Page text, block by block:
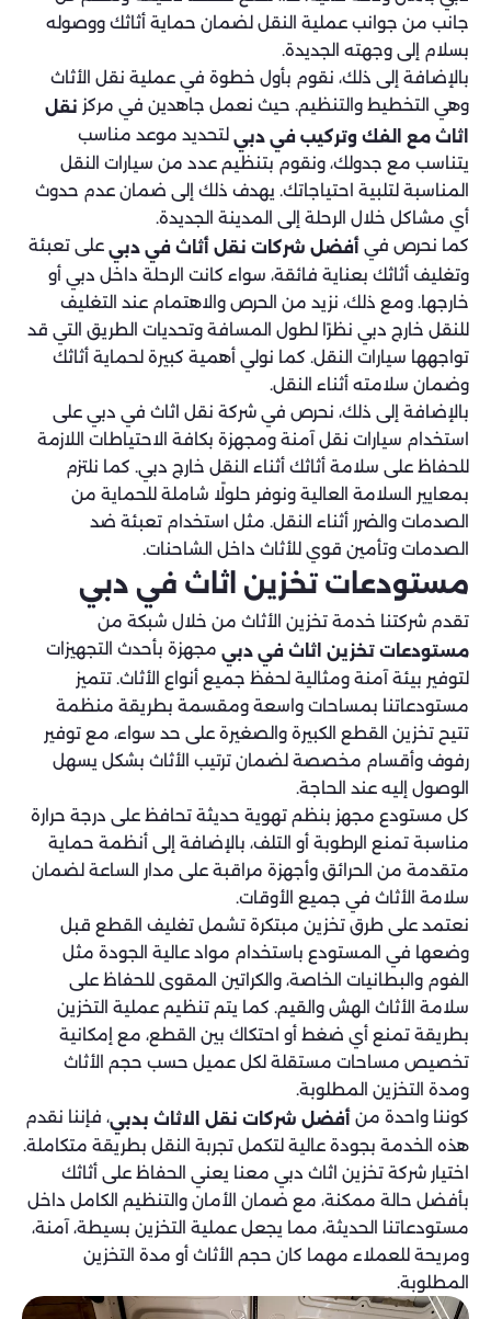
جانب من جوانب عملية النقل لضمان حماية أثاثك ووصوله
بسلام إلى وجهته الجديدة.
بالإضافة إلى ذلك، نقوم بأول خطوة في عملية نقل الأثاث
وهي التخطيط والتنظيم. حيث نعمل جاهدين في مركز نقل
اثاث مع الفك وتركيب في دبي لتحديد موعد مناسب
يتناسب مع جدولك، ونقوم بتنظيم عدد من سيارات النقل
المناسبة لتلبية احتياجاتك. يهدف ذلك إلى ضمان عدم حدوث
أي مشاكل خلال الرحلة إلى المدينة الجديدة.
كما نحرص في أفضل شركات نقل أثاث في دبي على تعبئة
وتغليف أثاثك بعناية فائقة، سواء كانت الرحلة داخل دبي أو
خارجها. ومع ذلك، نزيد من الحرص والاهتمام عند التغليف
للنقل خارج دبي نظرًا لطول المسافة وتحديات الطريق التي قد
تواجهها سيارات النقل. كما نولي أهمية كبيرة لحماية أثاثك
وضمان سلامته أثناء النقل.
بالإضافة إلى ذلك، نحرص في شركة نقل اثاث في دبي على
استخدام سيارات نقل آمنة ومجهزة بكافة الاحتياطات اللازمة
للحفاظ على سلامة أثاثك أثناء النقل خارج دبي. كما نلتزم
بمعايير السلامة العالية ونوفر حلولًا شاملة للحماية من
الصدمات والضرر أثناء النقل. مثل استخدام تعبئة ضد
الصدمات وتأمين قوي للأثاث داخل الشاحنات.
مستودعات تخزين اثاث في دبي
تقدم شركتنا خدمة تخزين الأثاث من خلال شبكة من
مستودعات تخزين اثاث في دبي مجهزة بأحدث التجهيزات
لتوفير بيئة آمنة ومثالية لحفظ جميع أنواع الأثاث. تتميز
مستودعاتنا بمساحات واسعة ومقسمة بطريقة منظمة
تتيح تخزين القطع الكبيرة والصغيرة على حد سواء، مع توفير
رفوف وأقسام مخصصة لضمان ترتيب الأثاث بشكل يسهل
الوصول إليه عند الحاجة.
كل مستودع مجهز بنظم تهوية حديثة تحافظ على درجة حرارة
مناسبة تمنع الرطوبة أو التلف، بالإضافة إلى أنظمة حماية
متقدمة من الحرائق وأجهزة مراقبة على مدار الساعة لضمان
سلامة الأثاث في جميع الأوقات.
نعتمد على طرق تخزين مبتكرة تشمل تغليف القطع قبل
وضعها في المستودع باستخدام مواد عالية الجودة مثل
الفوم والبطانيات الخاصة، والكراتين المقوى للحفاظ على
سلامة الأثاث الهش والقيم. كما يتم تنظيم عملية التخزين
بطريقة تمنع أي ضغط أو احتكاك بين القطع، مع إمكانية
تخصيص مساحات مستقلة لكل عميل حسب حجم الأثاث
ومدة التخزين المطلوبة.
كوننا واحدة من أفضل شركات نقل الاثاث بدبي، فإننا نقدم
هذه الخدمة بجودة عالية لتكمل تجربة النقل بطريقة متكاملة.
اختيار شركة تخزين اثاث دبي معنا يعني الحفاظ على أثاثك
بأفضل حالة ممكنة، مع ضمان الأمان والتنظيم الكامل داخل
مستودعاتنا الحديثة، مما يجعل عملية التخزين بسيطة، آمنة،
ومريحة للعملاء مهما كان حجم الأثاث أو مدة التخزين
المطلوبة.